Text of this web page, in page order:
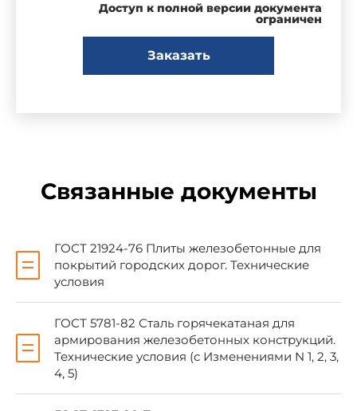
Обозначение НТД, на который дана ссылка
ГОСТ 10060.0-95
ГОСТ 10180-90
ГОСТ 10181-2000
ГОСТ 10884-94
ГОСТ 10922-90
ГОСТ 12730.0-78
Доступ к полной версии документа
ограничен
Заказать
Связанные документы
ГОСТ 21924-76 Плиты железобетонные для
покрытий городских дорог. Технические
условия
ГОСТ 5781-82 Сталь горячекатаная для
армирования железобетонных конструкций.
Технические условия (с Изменениями N 1, 2, 3,
4, 5)